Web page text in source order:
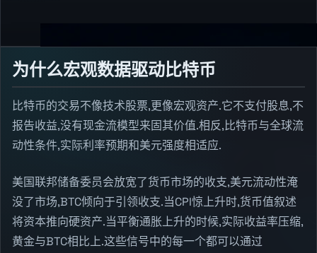
为什么宏观数据驱动比特币
比特币的交易不像技术股票,更像宏观资产.它不支付股息,不
报告收益,没有现金流模型来固其价值.相反,比特币与全球流
动性条件,实际利率预期和美元强度相适应.
美国联邦储备委员会放宽了货币市场的收支,美元流动性淹
没了市场,BTC倾向于引领收支.当CPI惊上升时,货币值叙述
将资本推向硬资产.当平衡通胀上升的时候,实际收益率压缩,
黄金与BTC相比上.这些信号中的每一个都可以通过